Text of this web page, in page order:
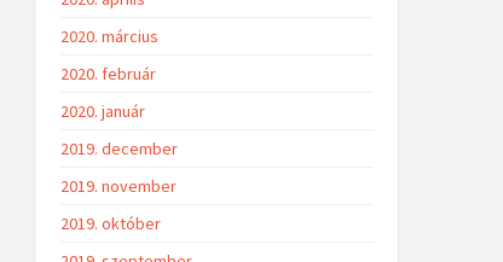
2020. március
2020. február
2020. január
2019. december
2019. november
2019. október